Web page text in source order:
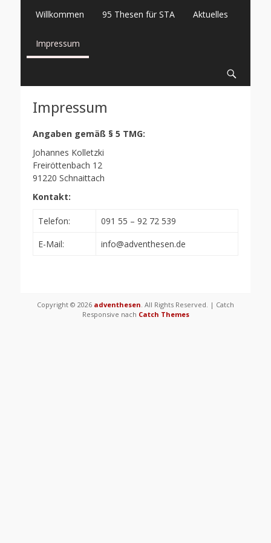
Primäres
zum
Willkommen 95 Thesen für STA Aktuelles
Impressum
Impressum
Angaben gemäß § 5 TMG:
Johannes Kolletzki
Freiröttenbach 12
91220 Schnaittach
Kontakt:
Telefon:
091 55 – 92 72 539
E-Mail:
info@adventhesen.de
Copyright © 2026 adventhesen. All Rights Reserved. | Catch
Responsive nach Catch Themes